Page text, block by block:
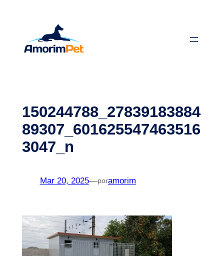
conteúdo
150244788_27839183884
89307_601625547463516
3047_n
Mar 20, 2025—poramorim